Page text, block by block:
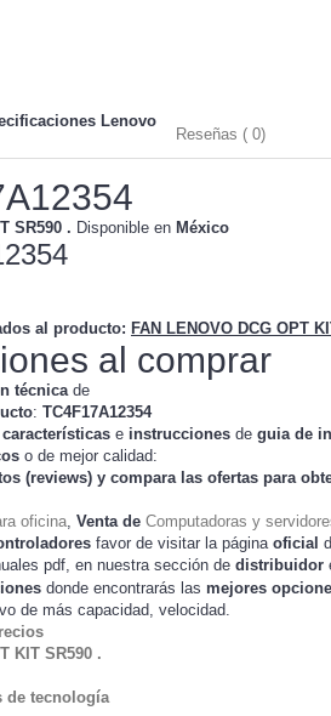
Lenovo
Reseñas ( 0)
SR590 . Disponible en México
al producto: FAN LENOVO DCG OPT
al comprar
técnicade
: TC4F17A12354
características e instrucciones de guia de
o de mejor calidad:
(reviews) y compara las ofertas para
oficina, Venta de Computadoras y
favor de visitar la página oficial
pdf, en nuestra sección de distribuidor
donde encontrarás las mejores
de más capacidad, velocidad.
KIT SR590 .
de tecnología